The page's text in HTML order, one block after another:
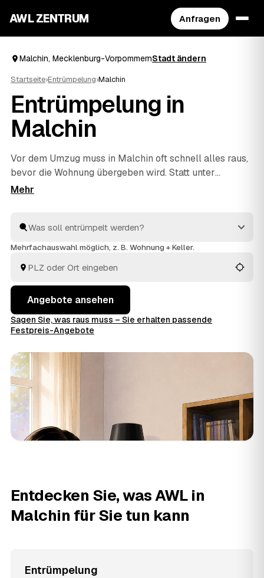
AWL ZENTRUM Anfragen
Malchin, Mecklenburg-VorpommernStadt ändern
Startseite›Entrümpelung›Malchin
Entrümpelung in
Malchin
Vor dem Umzug muss in Malchin oft schnell alles raus,
bevor die Wohnung übergeben wird. Statt unter
Zeitdruck den erstbesten Betrieb zu nehmen, stellen
NeukalenundTeterow. So vergleichen Sie Preise und
Termine, auch wenn es eilig ist. Die Profis kümmern
Mehrfachauswahl möglich, z. B. Wohnung + Keller.
Angebote ansehen
Sagen Sie, was raus muss – Sie erhalten passende
Festpreis-Angebote
Entdecken Sie, was AWL in
Malchin für Sie tun kann
Entrümpelung